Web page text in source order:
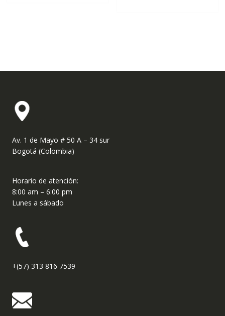
Av. 1 de Mayo # 50 A – 34 sur
Bogotá (Colombia)
Horario de atención:
8:00 am – 6:00 pm
Lunes a sábado
+(57) 313 816 7539